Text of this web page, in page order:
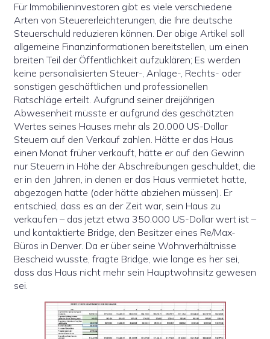
Für Immobilieninvestoren gibt es viele verschiedene
Arten von Steuererleichterungen, die Ihre deutsche
Steuerschuld reduzieren können. Der obige Artikel soll
allgemeine Finanzinformationen bereitstellen, um einen
breiten Teil der Öffentlichkeit aufzuklären; Es werden
keine personalisierten Steuer-, Anlage-, Rechts- oder
sonstigen geschäftlichen und professionellen
Ratschläge erteilt. Aufgrund seiner dreijährigen
Abwesenheit müsste er aufgrund des geschätzten
Wertes seines Hauses mehr als 20.000 US-Dollar
Steuern auf den Verkauf zahlen. Hätte er das Haus
einen Monat früher verkauft, hätte er auf den Gewinn
nur Steuern in Höhe der Abschreibungen geschuldet, die
er in den Jahren, in denen er das Haus vermietet hatte,
abgezogen hatte (oder hätte abziehen müssen). Er
entschied, dass es an der Zeit war, sein Haus zu
verkaufen – das jetzt etwa 350.000 US-Dollar wert ist –
und kontaktierte Bridge, den Besitzer eines Re/Max-
Büros in Denver. Da er über seine Wohnverhältnisse
Bescheid wusste, fragte Bridge, wie lange es her sei,
dass das Haus nicht mehr sein Hauptwohnsitz gewesen
sei.